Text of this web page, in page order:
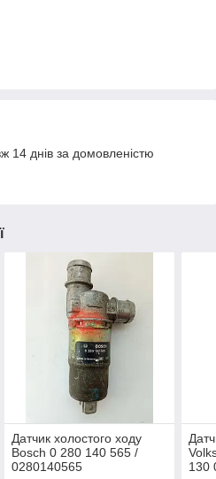
14 днів за домовленістю
Датчик холостого ходу
Bosch 0 280 140 565 /
0280140565
130